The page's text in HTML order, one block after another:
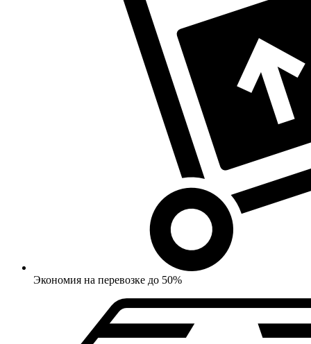
Экономия на перевозке до 50%